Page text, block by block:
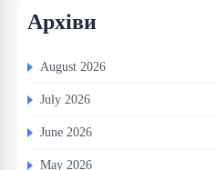
Архіви
August 2026
July 2026
June 2026
May 2026